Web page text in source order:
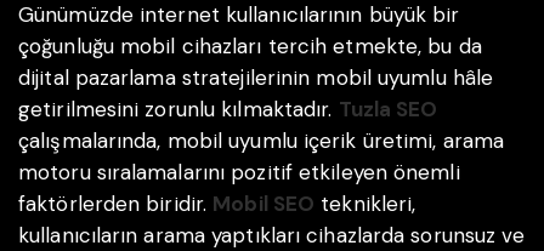
Günümüzde internet kullanıcılarının büyük bir
çoğunluğu mobil cihazları tercih etmekte, bu da
dijital pazarlama stratejilerinin mobil uyumlu hâle
getirilmesini zorunlu kılmaktadır. Tuzla SEO
çalışmalarında, mobil uyumlu içerik üretimi, arama
motoru sıralamalarını pozitif etkileyen önemli
faktörlerden biridir. Mobil SEO teknikleri,
kullanıcıların arama yaptıkları cihazlarda sorunsuz ve